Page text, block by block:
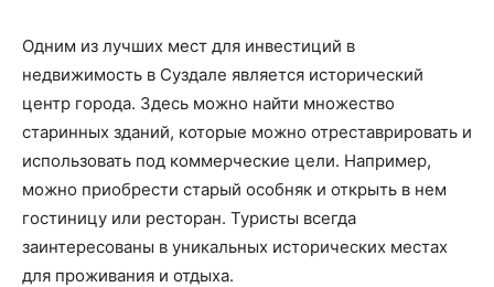
Одним из лучших мест для инвестиций в
недвижимость в Суздале является исторический
центр города. Здесь можно найти множество
старинных зданий, которые можно отреставрировать и
использовать под коммерческие цели. Например,
можно приобрести старый особняк и открыть в нем
гостиницу или ресторан. Туристы всегда
заинтересованы в уникальных исторических местах
для проживания и отдыха.